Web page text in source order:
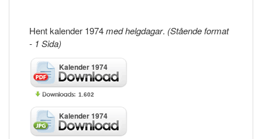
Hent kalender 1974med helgdagar. (Stående format
- 1 Sida)
Kalender 1974
1.602
Kalender 1974